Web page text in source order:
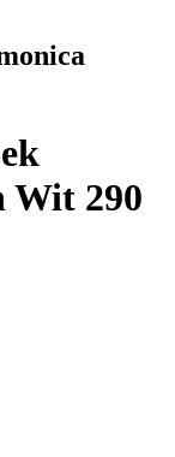
Wit 290